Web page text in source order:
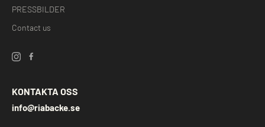
PRESSBILDER
Contact us
KONTAKTA OSS
info@riabacke.se